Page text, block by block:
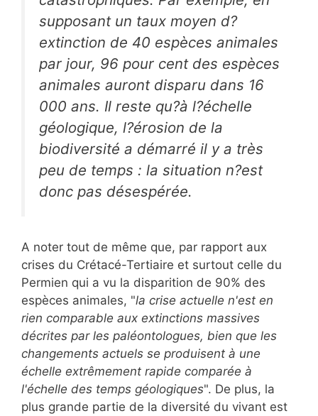
supposant un taux moyen d?
extinction de 40 espèces animales
par jour, 96 pour cent des espèces
animales auront disparu dans 16
000 ans. Il reste qu?à l?échelle
géologique, l?érosion de la
biodiversité a démarré il y a très
peu de temps : la situation n?est
donc pas désespérée.
A noter tout de même que, par rapport aux
crises du Crétacé-Tertiaire et surtout celle du
Permien qui a vu la disparition de 90% des
espèces animales, "la crise actuelle n'est en
rien comparable aux extinctions massives
décrites par les paléontologues, bien que les
changements actuels se produisent à une
échelle extrêmement rapide comparée à
l'échelle des temps géologiques". De plus, la
plus grande partie de la diversité du vivant est